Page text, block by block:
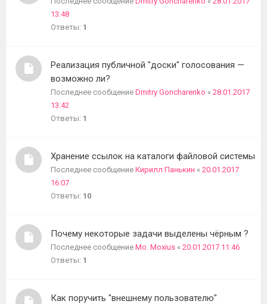
13:48
Ответы: 1
Реализация публичной "доски" голосования —
возможно ли?
Последнее сообщение Dmitry Goncharenko « 28.01.2017
13:42
Ответы: 1
Хранение ссылок на каталоги файловой системы
Последнее сообщение Кирилл Панькин « 20.01.2017
16:07
Ответы: 10
Почему некоторые задачи выделены чёрным ?
Последнее сообщение Mo. Moxius « 20.01.2017 11:46
Ответы: 1
Как поручить "внешнему пользователю"